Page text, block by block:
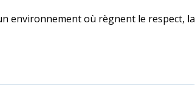
environnement où règnent le respect, la